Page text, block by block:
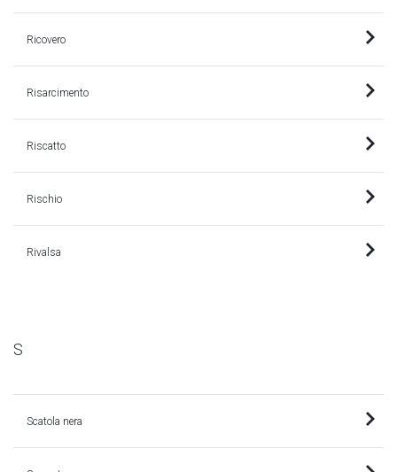
Ricovero
Risarcimento
Riscatto
Rischio
Rivalsa
S
Scatola nera